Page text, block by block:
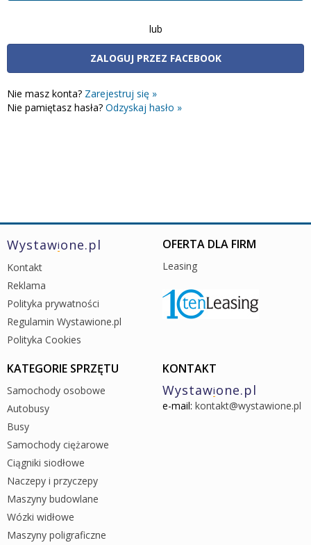
lub
ZALOGUJ PRZEZ FACEBOOK
Nie masz konta? Zarejestruj się »
Nie pamiętasz hasła? Odzyskaj hasło »
Wystawione.pl
Kontakt
Reklama
Polityka prywatności
Regulamin Wystawione.pl
Polityka Cookies
OFERTA DLA FIRM
Leasing
KATEGORIE SPRZĘTU
Samochody osobowe
Autobusy
Busy
Samochody ciężarowe
Ciągniki siodłowe
Naczepy i przyczepy
Maszyny budowlane
Wózki widłowe
Maszyny poligraficzne
KONTAKT
Wystawione.pl
e-mail: kontakt@wystawione.pl